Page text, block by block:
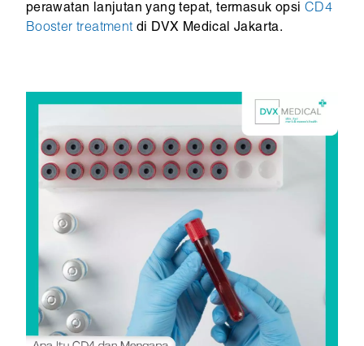
perawatan lanjutan yang tepat, termasuk opsi CD4
Booster treatment di DVX Medical Jakarta.